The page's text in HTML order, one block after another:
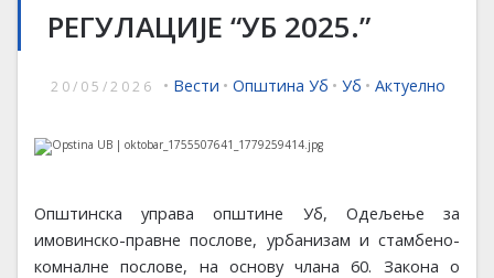
РЕГУЛАЦИЈЕ “УБ 2025.”
20/05/2026 • Вести • Општина Уб • Уб • Актуелно
Општинска управа општине Уб, Одељење за
имовинско-правне послове, урбанизам и стамбено-
комналне послове, на основу члана 60. Закона о